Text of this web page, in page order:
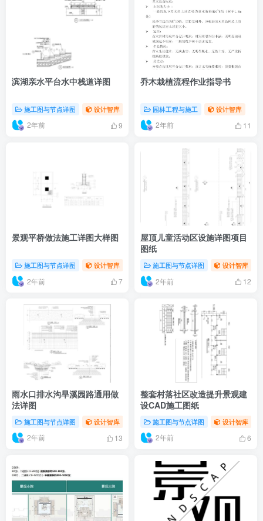
滨湖亲水平台水中栈道详图
施工图与节点详图 设计智库
2年前 9
乔木栽植流程作业指导书
园林工程与施工 设计智库
2年前 11
景观平桥做法施工详图大样图
施工图与节点详图 设计智库
2年前 7
屋顶儿童活动区设施详图项目
图纸
施工图与节点详图 设计智库
2年前 12
雨水口排水沟旱溪园路通用做
法详图
施工图与节点详图 设计智库
2年前 13
整套村落社区改造提升景观建
设CAD施工图纸
施工图与节点详图 设计智库
2年前 6